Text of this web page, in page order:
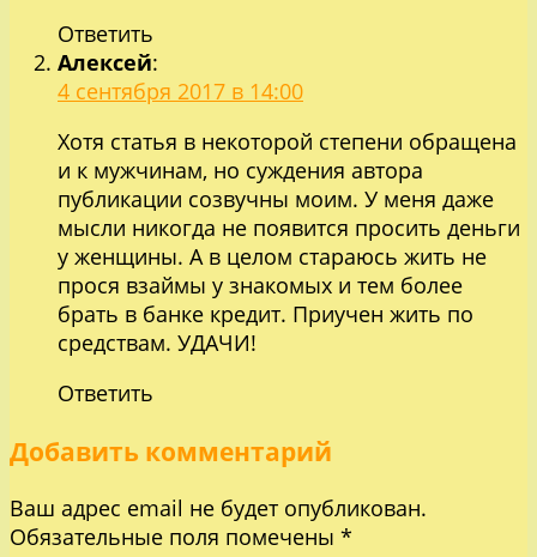
Ответить
Алексей:
4 сентября 2017 в 14:00
Хотя статья в некоторой степени обращена
и к мужчинам, но суждения автора
публикации созвучны моим. У меня даже
мысли никогда не появится просить деньги
у женщины. А в целом стараюсь жить не
прося взаймы у знакомых и тем более
брать в банке кредит. Приучен жить по
средствам. УДАЧИ!
Ответить
Добавить комментарий
Ваш адрес email не будет опубликован.
Обязательные поля помечены *